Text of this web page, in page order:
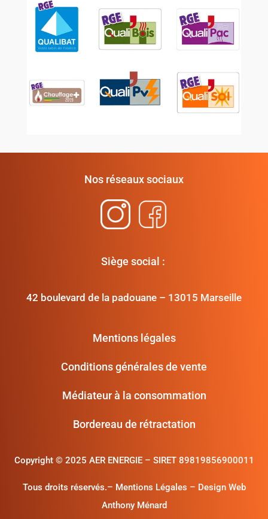
Nos réseaux sociaux
Siège social :
42 boulevard de la padouane – 13015 Marseille
Mentions légales
Conditions générales de vente
Médiateur à la consommation
Bordereau de rétractation
Copyright © 2025 AER ENERGIE – SIRET 89819856900011
Tous droits réservés.– Mentions Légales – Design Web
Anthony Ménard